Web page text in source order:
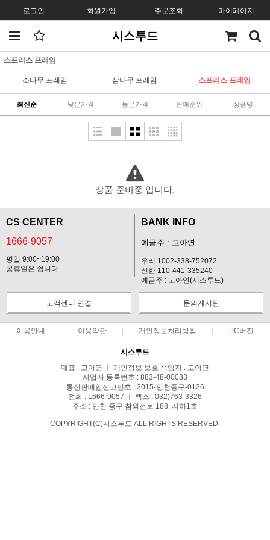
로그인 회원가입 주문조회 마이페이지
시스투드
스프러스 프레임
소나무 프레임 삼나무 프레임 스프러스 프레임
최신순 낮은가격 높은가격 판매순위 상품명
상품 준비중 입니다.
CS CENTER
1666-9057
평일 9:00~19:00
공휴일은 쉽니다
BANK INFO
예금주 : 고아연
우리 1002-338-752072
신한 110-441-335240
예금주 : 고아연(시스투드)
고객센터 연결 문의게시판
이용안내 이용약관 개인정보처리방침 PC버전
시스투드
대표 : 고아연 ㅣ 개인정보 보호 책임자 : 고아연
사업자 등록번호 : 883-48-00033
통신판매업신고번호 : 2015-인천중구-0126
전화 : 1666-9057 ㅣ 팩스 : 032)763-3326
주소 : 인천 중구 참외전로 188, 지하1호
COPYRIGHT(C)시스투드 ALL RIGHTS RESERVED.